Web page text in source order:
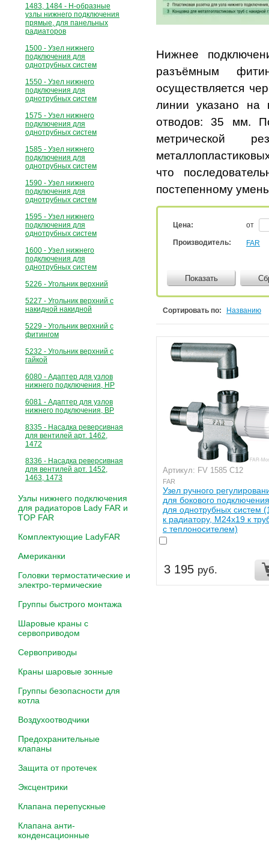
1483, 1484 - Н-образные
узлы нижнего подключения
прямые, для панельных
радиаторов
1500 - Узел нижнего
подключения для
однотрубных систем
1550 - Узел нижнего
подключения для
однотрубных систем
1575 - Узел нижнего
подключения для
однотрубных систем
1585 - Узел нижнего
подключения для
однотрубных систем
1590 - Узел нижнего
подключения для
однотрубных систем
1595 - Узел нижнего
подключения для
однотрубных систем
1600 - Узел нижнего
подключения для
однотрубных систем
5226 - Угольник верхний
5227 - Угольник верхний с
накидной накидной
5229 - Угольник верхний с
фитингом
5232 - Угольник верхний с
гайкой
6080 - Адаптер для узлов
нижнего подключения, НР
6081 - Адаптер для узлов
нижнего подключения, ВР
8335 - Насадка реверсивная
для вентилей арт. 1462,
1472
8336 - Насадка реверсивная
для вентилей арт. 1452,
1463, 1473
Узлы нижнего подключения
для радиаторов Lady FAR и
TOP FAR
Комплектующие LadyFAR
Американки
Головки термостатические и
электро-термические
Группы быстрого монтажа
Шаровые краны с
сервоприводом
Сервоприводы
Краны шаровые зонные
Группы безопасности для
котла
Воздухоотводчики
Предохранительные
клапаны
Защита от протечек
Эксцентрики
Клапана перепускные
Клапана анти-
конденсационные
Нижнее
разъёмным
осуществляется
линии указано на
отводов: 35 мм.
метрической
что
постепенному
Цена: от
Производитель: FAR
Показать
Сортировать по: Названию
Артикул: FV 1585 C12
FAR
Узел ручного
для бокового подключения
для однотрубных систем
к радиатору, М24х19 к
с теплоносителем)
3 195 руб.